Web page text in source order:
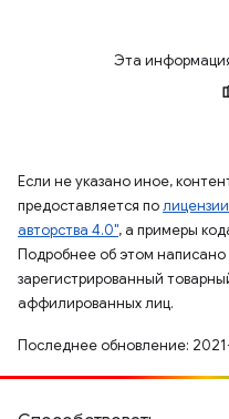
Эта
Если не указано иное,
предоставляется по
авторства 4.0", а примеры
Подробнее об этом написано
зарегистрированный
аффилированных лиц.
Последнее обновление: